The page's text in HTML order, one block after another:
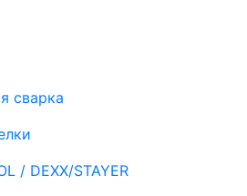
сварка
/ DEXX/STAYER